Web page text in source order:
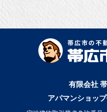
有限会社
アパマンショッ